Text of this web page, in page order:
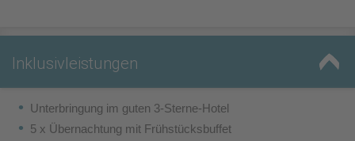
Inklusivleistungen
Unterbringung im guten 3-Sterne-Hotel
5 x Übernachtung mit Frühstücksbuffet